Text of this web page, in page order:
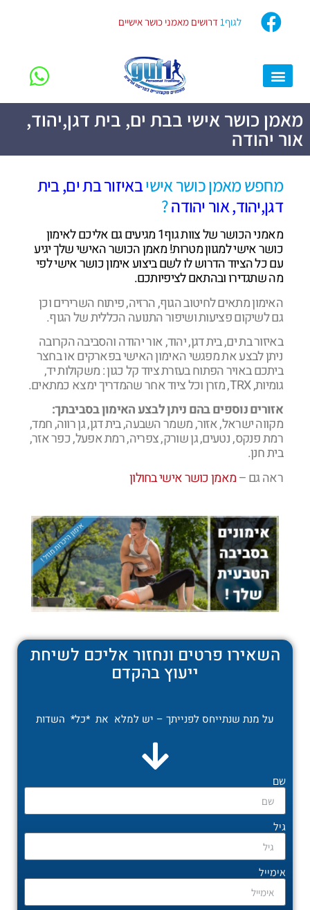
לגוף1 דרושים מאמני כושר אישיים
מאמן כושר אישי בבת ים, בית דגן,יהוד,
אור יהודה
מחפש מאמן כושר אישיבאיזור בת ים, בית
דגן,יהוד, אור יהודה?
מאמני הכושר של צוות גוף1 מגיעים גם אליכם לאימון
כושר אישי למגוון מטרות! מאמן הכושר האישי שלך יגיע
עם כל הציוד הדרוש לו לשם ביצוע אימון כושר אישי לפי
מה שתגדירו ובהתאם לציפיותכם.
האימון מתאים לחיטוב הגוף, הרזיה, פיתוח השרירים וכן
גם לשיקום פציעות ושיפור התנועה הכללית של הגוף.
באיזור בת ים, בית דגן, יהוד, אור יהודה והסביבה הקרובה
ניתן לבצע את מפגשי האימון האישי בפארקים או בחצר
ביתכם באויר הפתוח בעזרת ציוד קל כגון : משקולות יד,
גומיות, TRX, מזרן וכל ציוד אחר שהמדריך ימצא כמתאים.
אזורים נוספים בהם ניתן לבצע האימון בסביבתך:
מקווה ישראל, אזור, משמר השבעה, בית דגן, גן רווה, חמד,
רמת פנקס, נטעים, גן שורק, צפריה, רמת אפעל, כפר אזר,
בית חנן.
ראה גם –מאמן כושר אישי בחולון
השאירו פרטים ונחזור אליכם לשיחת
ייעוץ בהקדם
על מנת שנתייחס לפנייתך – יש למלא את *כל* השדות
שם
גיל
אימייל